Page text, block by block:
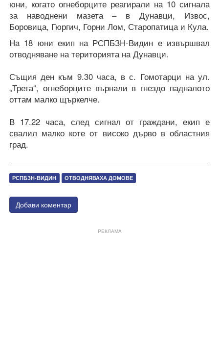
юни, когато огнеборците реагирали на 10 сигнала
за наводнени мазета – в Дунавци, Извос,
Боровица, Гюргич, Горни Лом, Старопатица и Кула.
На 18 юни екип на РСПБЗН-Видин е извършвал
отводняване на територията на Дунавци.
Същия ден към 9.30 часа, в с. Гомотарци на ул.
„Трета“, огнеборците върнали в гнездо падналото
оттам малко щъркелче.
В 17.22 часа, след сигнал от граждани, екип е
свалил малко коте от високо дърво в областния
град.
РСПБЗН-ВИДИН ОТВОДНЯВАХА ДОМОВЕ
Добави коментар
РЕКЛАМА